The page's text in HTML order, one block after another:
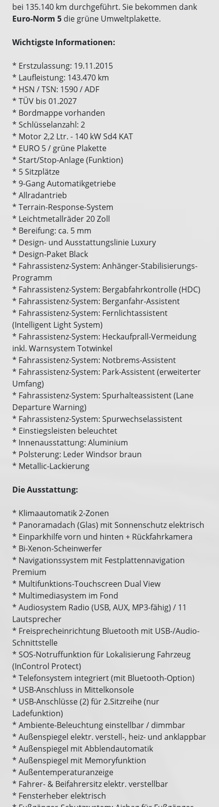
bei 135.140 km durchgeführt. Sie bekommen dank
Euro-Norm 5 die grüne Umweltplakette.
Wichtigste Informationen:
* Erstzulassung: 19.11.2015
* Laufleistung: 143.470 km
* HSN / TSN: 1590 / ADF
* TÜV bis 01.2027
* Bordmappe vorhanden
* Schlüsselanzahl: 2
* Motor 2,2 Ltr. - 140 kW Sd4 KAT
* EURO 5 / grüne Plakette
* Start/Stop-Anlage (Funktion)
* 5 Sitzplätze
* 9-Gang Automatikgetriebe
* Allradantrieb
* Terrain-Response-System
* Leichtmetallräder 20 Zoll
* Bereifung: ca. 5 mm
* Design- und Ausstattungslinie Luxury
* Design-Paket Black
* Fahrassistenz-System: Anhänger-Stabilisierungs-
Programm
* Fahrassistenz-System: Bergabfahrkontrolle (HDC)
* Fahrassistenz-System: Berganfahr-Assistent
* Fahrassistenz-System: Fernlichtassistent
(Intelligent Light System)
* Fahrassistenz-System: Heckaufprall-Vermeidung
inkl. Warnsystem Totwinkel
* Fahrassistenz-System: Notbrems-Assistent
* Fahrassistenz-System: Park-Assistent (erweiterter
Umfang)
* Fahrassistenz-System: Spurhalteassistent (Lane
Departure Warning)
* Fahrassistenz-System: Spurwechselassistent
* Einstiegsleisten beleuchtet
* Innenausstattung: Aluminium
* Polsterung: Leder Windsor braun
* Metallic-Lackierung
Die Ausstattung:
* Klimaautomatik 2-Zonen
* Panoramadach (Glas) mit Sonnenschutz elektrisch
* Einparkhilfe vorn und hinten + Rückfahrkamera
* Bi-Xenon-Scheinwerfer
* Navigationssystem mit Festplattennavigation
Premium
* Multifunktions-Touchscreen Dual View
* Multimediasystem im Fond
* Audiosystem Radio (USB, AUX, MP3-fähig) / 11
Lautsprecher
* Freisprecheinrichtung Bluetooth mit USB-/Audio-
Schnittstelle
* SOS-Notruffunktion für Lokalisierung Fahrzeug
(InControl Protect)
* Telefonsystem integriert (mit Bluetooth-Option)
* USB-Anschluss in Mittelkonsole
* USB-Anschlüsse (2) für 2.Sitzreihe (nur
Ladefunktion)
* Ambiente-Beleuchtung einstellbar / dimmbar
* Außenspiegel elektr. verstell-, heiz- und anklappbar
* Außenspiegel mit Abblendautomatik
* Außenspiegel mit Memoryfunktion
* Außentemperaturanzeige
* Fahrer- & Beifahrersitz elektr. verstellbar
* Fensterheber elektrisch